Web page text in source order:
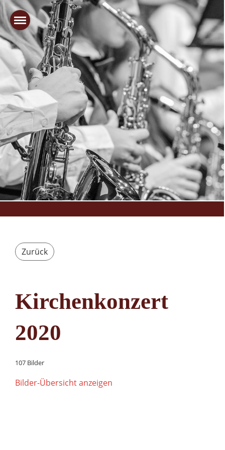
Zurück
Kirchenkonzert
2020
107 Bilder
Bilder-Übersicht anzeigen